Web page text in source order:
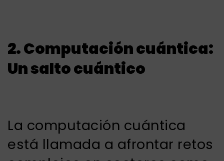
2. Computación cuántica:
Un salto cuántico
La computación cuántica
está llamada a afrontar retos